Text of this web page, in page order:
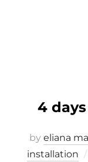
4
by eliana
installation